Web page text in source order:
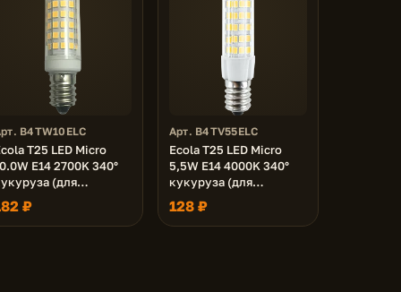
B4TW10ELC
T25 LED Micro
E14 2700K 340°
(для
шв. машинки
т.д.) 65x18 mm
₽
Арт. B4TV55ELC
Ecola T25 LED Micro
5,5W E14 4000K 340°
кукуруза (для
холодил., шв. машинки
и т.д.) 65x16 mm
128 ₽